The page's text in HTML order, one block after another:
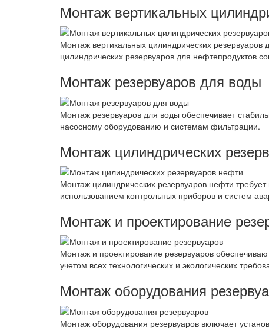
Монтаж вертикальных
Монтаж вертикальных цилиндрических резервуаров
цилиндрических резервуаров для нефтепродуктов
Монтаж резервуаров для воды
Монтаж резервуаров для воды обеспечивает
насосному оборудованию и системам фильтрации.
Монтаж цилиндрических
Монтаж цилиндрических резервуаров нефти
использованием контрольных приборов и систем
Монтаж и проектирование
Монтаж и проектирование резервуаров
учетом всех технологических и экологических
Монтаж оборудования
Монтаж оборудования резервуаров включает